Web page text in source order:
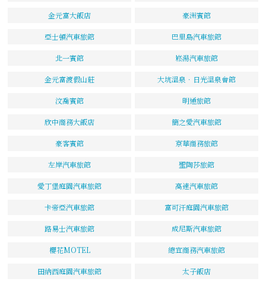
金元富大飯店 豪洲賓館
亞士頓汽車旅館 巴里島汽車旅館
北一賓館 崧湯汽車旅館
金元富渡假山莊 大坑溫泉．日光溫泉會館
汶喬賓館 明通旅館
欣中商務大飯店 簡之愛汽車旅館
豪客賓館 京華商務旅館
左岸汽車旅館 聖陶莎旅館
愛丁堡庭園汽車旅館 高速汽車旅館
卡帝亞汽車旅館 富可汗庭園汽車旅館
路易士汽車旅館 成尼斯汽車旅館
櫻花MOTEL 總宜商務汽車旅館
田納西庭園汽車旅館 太子飯店